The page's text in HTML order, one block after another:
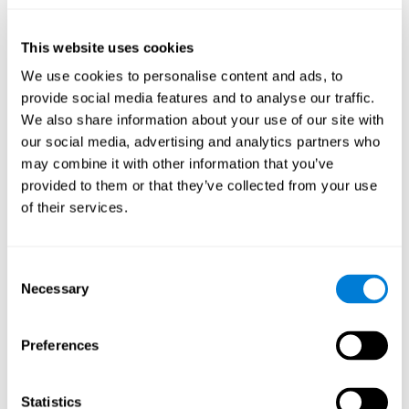
This website uses cookies
We use cookies to personalise content and ads, to
provide social media features and to analyse our traffic.
We also share information about your use of our site with
our social media, advertising and analytics partners who
may combine it with other information that you’ve
provided to them or that they’ve collected from your use
of their services.
Selection
Necessary
Preferences
Statistics
Paso 1: Se realizó una serie de ANOVAs para cada criterio y
se determinóqué variables mostraron cambios a través
del tiempo
Paso 2: Se realizó una serie de modelos lineales jerárquicos
bivariados con efectos fijos y aleatorios con el objetivo de
predecir cuándo la fatiga iba a producir un menor
rendimiento y, a su vez, descubrir diferencias no detectadas
en el análisis a nivel de grupo. Se detectó un efecto grupal
(p<0,05) y diferencias individuales dentro de ese efecto
estadístico y relación a nivel conceptual
: Se realizó una serie de modelos lineales generales a
anterior. Con ello, se buscaba
conocer la capacidad
predictiva del modelo al tener en cuenta factores